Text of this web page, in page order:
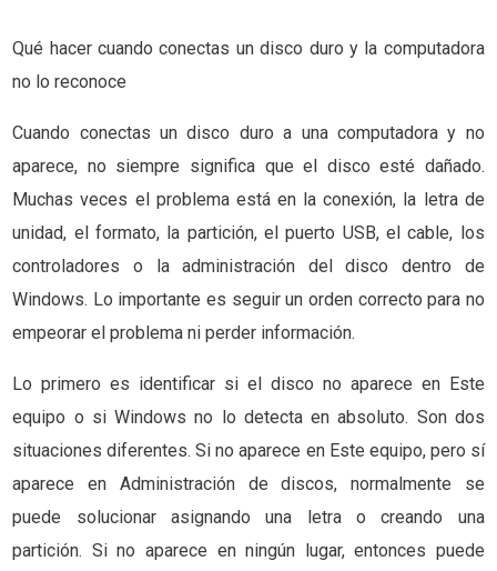
Qué hacer cuando conectas un disco duro y la computadora
no lo reconoce
Cuando conectas un disco duro a una computadora y no
aparece, no siempre significa que el disco esté dañado.
Muchas veces el problema está en la conexión, la letra de
unidad, el formato, la partición, el puerto USB, el cable, los
controladores o la administración del disco dentro de
Windows. Lo importante es seguir un orden correcto para no
empeorar el problema ni perder información.
Lo primero es identificar si el disco no aparece en Este
equipo o si Windows no lo detecta en absoluto. Son dos
situaciones diferentes. Si no aparece en Este equipo, pero sí
aparece en Administración de discos, normalmente se
puede solucionar asignando una letra o creando una
partición. Si no aparece en ningún lugar, entonces puede